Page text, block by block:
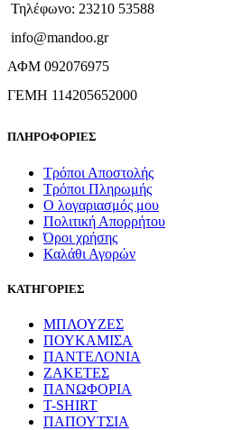
Τηλέφωνο: 23210 53588
info@mandoo.gr
ΑΦΜ 092076975
ΓΕΜΗ 114205652000
ΠΛΗΡΟΦΟΡΙΕΣ
Τρόποι Αποστολής
Τρόποι Πληρωμής
Ο λογαριασμός μου
Πολιτική Απορρήτου
Όροι χρήσης
Καλάθι Αγορών
ΚΑΤΗΓΟΡΙΕΣ
ΜΠΛΟΥΖΕΣ
ΠΟΥΚΑΜΙΣΑ
ΠΑΝΤΕΛΟΝΙΑ
ΖΑΚΕΤΕΣ
ΠΑΝΩΦΟΡΙΑ
T-SHIRT
ΠΑΠΟΥΤΣΙΑ